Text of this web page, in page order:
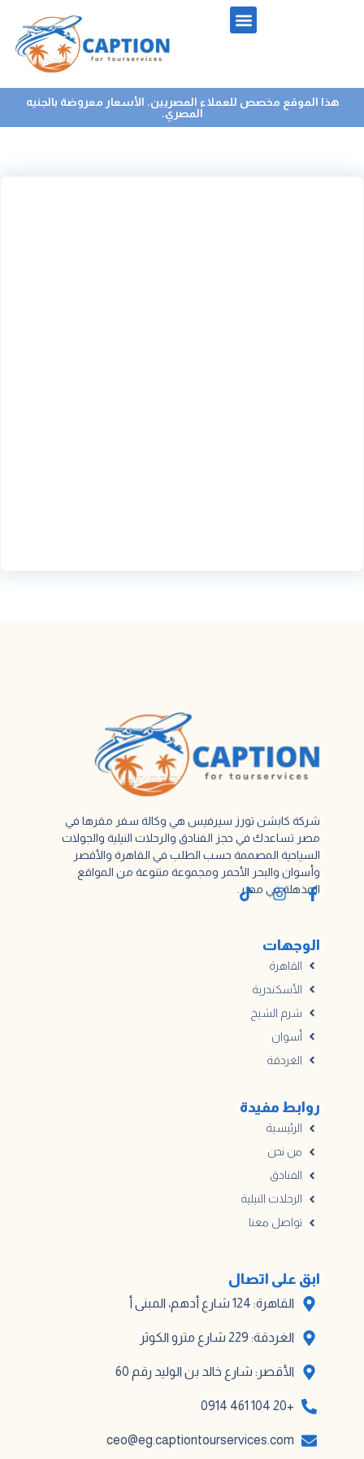
هذا الموقع مخصص للعملاء المصريين. الأسعار معروضة بالجنيه
المصري.
شركة كابشن تورز سيرفيس هي وكالة سفر مقرها في
مصر تساعدك في حجز الفنادق والرحلات النيلية والجولات
السياحية المصممة حسب الطلب في القاهرة والأقصر
وأسوان والبحر الأحمر ومجموعة متنوعة من المواقع
المذهلة في مصر.
روابط مفيدة
الرئيسية
من نحن
الفنادق
الرحلات النيلية
تواصل معنا
الوجهات
القاهرة
الأسكندرية
شرم الشيخ
أسوان
الغردقة
ابق على اتصال
القاهرة: 124 شارع أدهم، المبنى أ
الغردقة: 229 شارع مترو الكوثر
الأقصر: شارع خالد بن الوليد رقم 60
+20 104 461 0914
ceo@eg.captiontourservices.com